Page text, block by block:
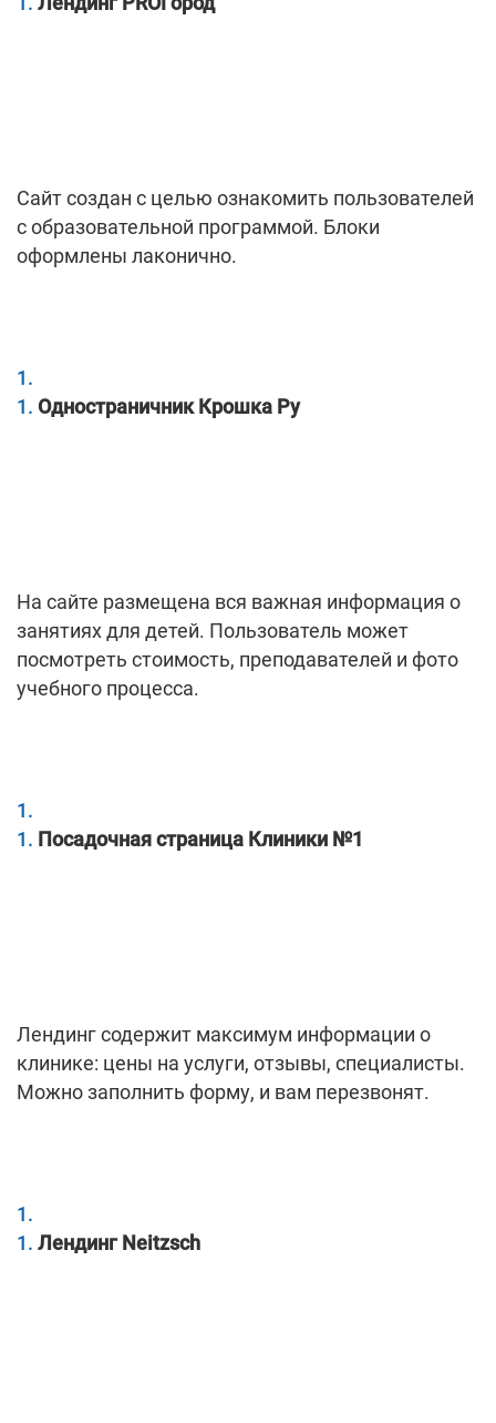
Сайт создан с целью ознакомить пользователей
с образовательной программой. Блоки
оформлены лаконично.
Одностраничник Крошка Ру
На сайте размещена вся важная информация о
занятиях для детей. Пользователь может
посмотреть стоимость, преподавателей и фото
учебного процесса.
Посадочная страница Клиники №1
Лендинг содержит максимум информации о
клинике: цены на услуги, отзывы, специалисты.
Можно заполнить форму, и вам перезвонят.
Лендинг Neitzsch